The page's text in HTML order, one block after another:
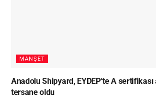
MANŞET
Anadolu Shipyard, EYDEP’te A
tersane oldu